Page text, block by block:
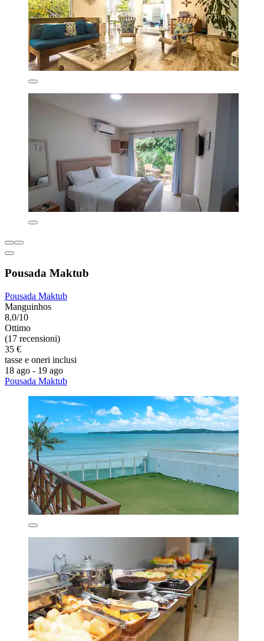
Pousada Maktub
Pousada Maktub
Manguinhos
8,0/10
Ottimo
(17 recensioni)
35 €
tasse e oneri inclusi
18 ago - 19 ago
Pousada Maktub